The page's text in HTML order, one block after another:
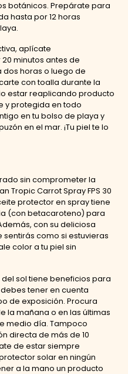
botánicos. Prepárate para
hasta por 12 horas
aplícate
minutos antes de
horas o luego de
con toalla durante la
estar reaplicando producto
y protegida en todo
en tu bolso de playa y
en el mar. ¡Tu piel te lo
sin comprometer la
Tropic Carrot Spray FPS 30
protector en spray tiene
(con betacaroteno) para
con su deliciosa
sentirás como si estuvieras
color a tu piel sin
sol tiene beneficios para
tener en cuenta
de exposición. Procura
la mañana o en las últimas
medio día. Tampoco
directa de más de 10
de estar siempre
solar en ningún
a la mano un producto